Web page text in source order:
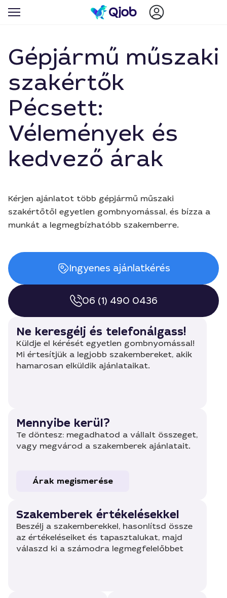
Gépjármű műszaki
szakértők
Pécsett:
Vélemények és
kedvező árak
Kérjen ajánlatot több gépjármű műszaki
szakértőtől egyetlen gombnyomással, és bízza a
munkát a legmegbízhatóbb szakemberre.
Ingyenes ajánlatkérés
06 (1) 490 0436
Ne keresgélj és telefonálgass!
Küldje el kérését egyetlen gombnyomással!
Mi értesítjük a legjobb szakembereket, akik
hamarosan elküldik ajánlataikat.
Mennyibe kerül?
Te döntesz: megadhatod a vállalt összeget,
vagy megvárod a szakemberek ajánlatait.
Árak megismerése
Szakemberek értékelésekkel
Beszélj a szakemberekkel, hasonlítsd össze
az értékeléseiket és tapasztalukat, majd
válaszd ki a számodra legmegfelelőbbet